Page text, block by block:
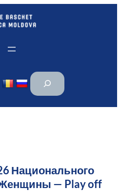
П
и
Национального
— Play off